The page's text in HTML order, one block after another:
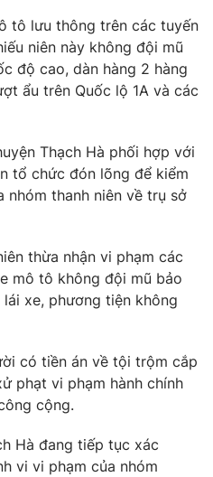
Podcast
Infographic
Shorts video
VTV Thể thao
Bất động sản
Tấm lòng Việt
Vươn mình bằng AI
VTV8
English
tô lưu thông trên các tuyến
niên này không đội mũ
độ cao, dàn hàng 2 hàng
ẩu trên Quốc lộ 1A và các
Thạch Hà phối hợp với
tổ chức đón lõng để kiểm
nhóm thanh niên về trụ sở
thừa nhận vi phạm các
mô tô không đội mũ bảo
xe, phương tiện không
có tiền án về tội trộm cắp
phạt vi phạm hành chính
cộng.
Hà đang tiếp tục xác
vi vi phạm của nhóm